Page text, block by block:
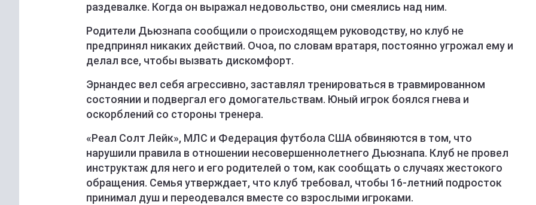
раздевалке. Когда он выражал недовольство, они смеялись над ним.
Родители Дьюзнапа сообщили о происходящем руководству, но клуб не
предпринял никаких действий. Очоа, по словам вратаря, постоянно угрожал ему и
делал все, чтобы вызвать дискомфорт.
Эрнандес вел себя агрессивно, заставлял тренироваться в травмированном
состоянии и подвергал его домогательствам. Юный игрок боялся гнева и
оскорблений со стороны тренера.
«Реал Солт Лейк», МЛС и Федерация футбола США обвиняются в том, что
нарушили правила в отношении несовершеннолетнего Дьюзнапа. Клуб не провел
инструктаж для него и его родителей о том, как сообщать о случаях жестокого
обращения. Семья утверждает, что клуб требовал, чтобы 16-летний подросток
принимал душ и переодевался вместе со взрослыми игроками.